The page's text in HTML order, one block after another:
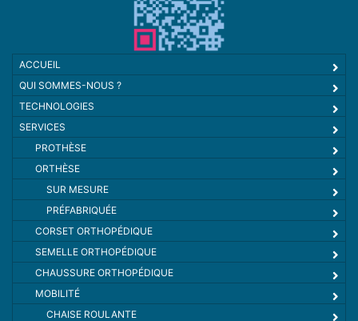
ACCUEIL
QUI SOMMES-NOUS ?
TECHNOLOGIES
SERVICES
PROTHÈSE
ORTHÈSE
SUR MESURE
PRÉFABRIQUÉE
CORSET ORTHOPÉDIQUE
SEMELLE ORTHOPÉDIQUE
CHAUSSURE ORTHOPÉDIQUE
MOBILITÉ
CHAISE ROULANTE